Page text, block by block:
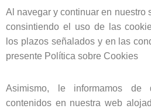
Al navegar y continuar en nuestro
consintiendo el uso de las
los plazos señalados y en las
presente Política sobre Cookies
Asimismo, le informamos
contenidos en nuestra web